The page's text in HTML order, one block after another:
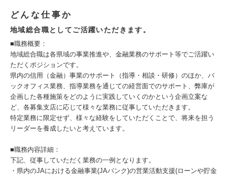
どんな仕事か
地域総合職としてご活躍いただきます。
■職務概要：
地域総合職は各県域の事業推進や、金融業務のサポート等でご活躍い
ただくポジションです。
県内の信用（金融）事業のサポート（指導・相談・研修）のほか、バ
ックオフィス業務、指導業務を通じての経営面でのサポート、弊庫が
企画した各種施策をどのように実践していくのかという企画立案な
ど、各募集支店に応じて様々な業務に従事していただきます。
特定業務に限定せず、様々な経験をしていただくことで、将来を担う
リーダーを養成したいと考えています。
■職務内容詳細：
下記、従事していただく業務の一例となります。
・県内のJAにおける金融事業(JAバンク)の営業活動支援(ローンや貯金